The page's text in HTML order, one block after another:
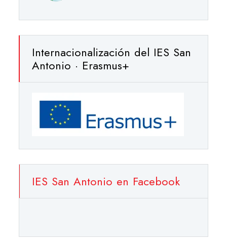
Internacionalización del IES San
Antonio · Erasmus+
IES San Antonio en Facebook